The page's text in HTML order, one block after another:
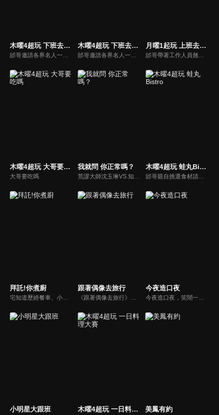
木曜4超玩 下班去吃飯 木曜4超玩 下班去吃飯 第二季
邰哥邀請各界名人一起吃飯聊天，與觀眾分享他們的故事。
月曜1起玩 上班去吃飯
木曜4超玩 大哥要吃嗎
大哥要吃嗎
我就問 你正常嗎？
荒謬大師沈玉琳VS.知性作家​​于美人，首次聯手主持！雙方展現犀利又幽默的獨特主持風格引爆辛辣話題！
木曜4超玩 蛙丸Bistro
邰哥親自挑選食材請專業廚師料理，邀請來賓享受美食談天說地。
拜託!你煮廚
宅知道歷經餐車、小吃攤，鳥屎搭配主廚Rico再次開業，邀請各具特色的宅友、Youtuber、素人嘉賓！請吃一頓飯！一起來聊聊！
跟著偶像去旅行
《跟著偶像去旅行》將帶大家去尋找偶像劇的拍攝場景，讓你化身為戲中主角，度過一個浪漫時光。你曾經沉浸在偶像劇的幸福中嗎？也曾經難忘當中的美景嗎？《跟著偶像去旅行》出發囉！
今夜造口夜
今夜造口夜，笑鬧一整夜。以網路自製嘲諷節目走紅、在網路擁有廣大支持群眾和影響力的主播「視網膜」，藉此一揉合綜藝與喜劇之談話性節目，帶觀眾以輕鬆之方式，瞭解時下最熱門、最能引起共鳴的社會議題、現象和人物。 多元的切入角度、最輕鬆易懂的議題剖析、言論尺度不設限！
小明星大跟班 木曜4超玩 一日料理大賽 美鳳有約